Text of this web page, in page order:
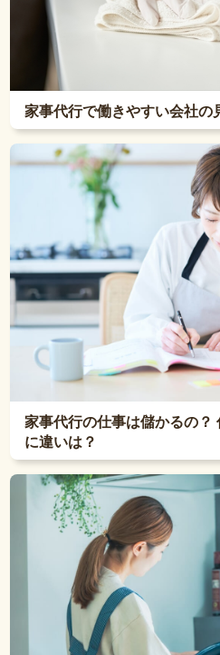
家事代行で働きやすい会社の
家事代行の仕事は儲かるの？
に違いは？